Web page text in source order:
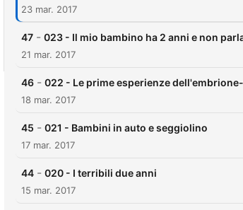
23 mar. 2017
47 - 023 - Il mio bambino ha 2 anni e non
21 mar. 2017
46 - 022 - Le prime esperienze
18 mar. 2017
45 - 021 - Bambini in auto e seggiolino
17 mar. 2017
44 - 020 - I terribili due anni
15 mar. 2017